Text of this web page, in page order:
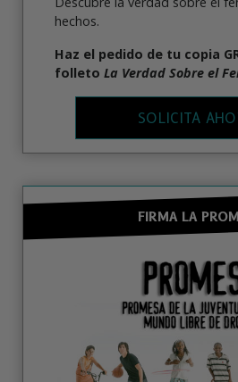
hechos.
Haz el pedido de tu copia
folleto La Verdad Sobre el
SOLICITA
FIRMA LA